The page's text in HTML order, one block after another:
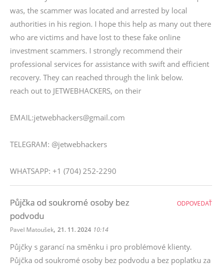
was, the scammer was located and arrested by local
authorities in his region. I hope this help as many out there
who are victims and have lost to these fake online
investment scammers. I strongly recommend their
professional services for assistance with swift and efficient
recovery. They can reached through the link below.
reach out to JETWEBHACKERS, on their
EMAIL:jetwebhackers@gmail.com
TELEGRAM: @jetwebhackers
WHATSAPP: +1 (704) 252-2290
Půjčka od soukromé osoby bez
podvodu
Pavel Matoušek, 21. 11. 2024 10:14
Půjčky s garancí na směnku i pro problémové klienty.
Půjčka od soukromé osoby bez podvodu a bez poplatku za
ODPOVEDAŤ